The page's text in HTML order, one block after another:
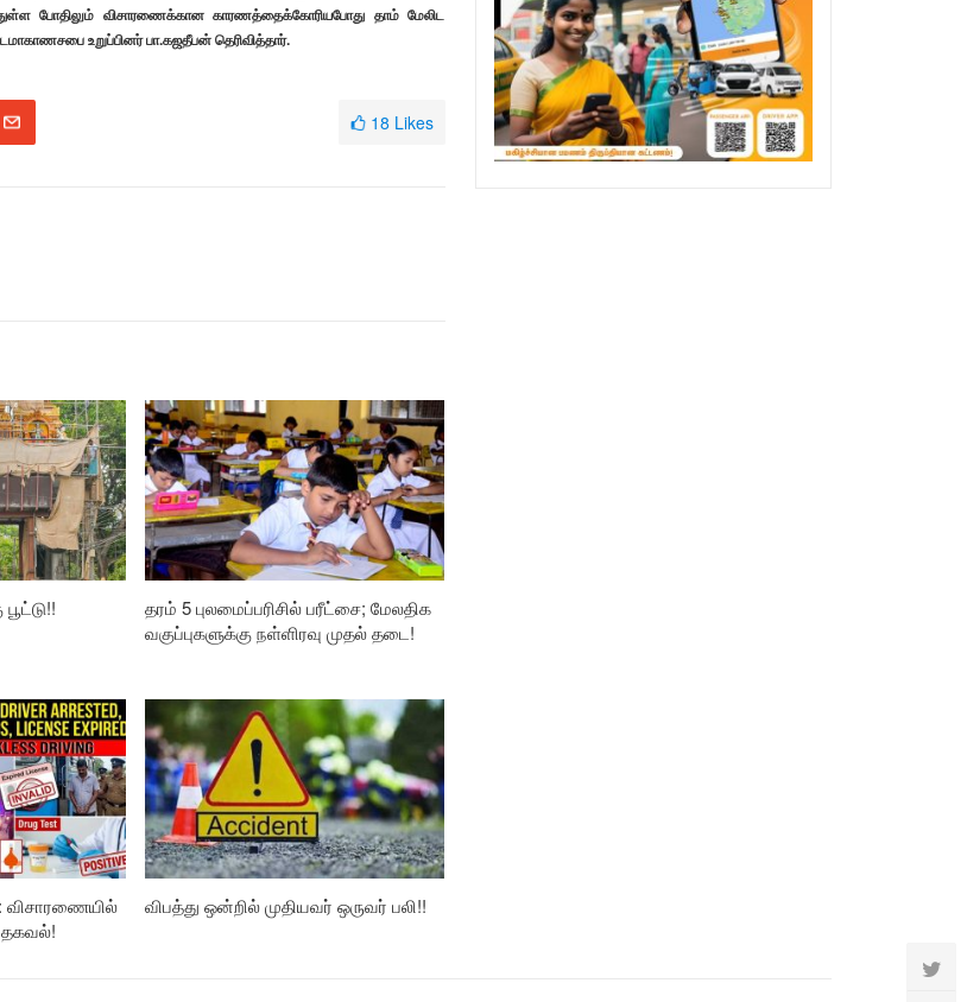
போதிலும் விசாரணைக்கான காரணத்தைக்கோரியபோது தாம் மேலிட
உறுப்பினர் பா.கஜதீபன் தெரிவித்தார்.
18 Likes
தரம் 5 புலமைப்பரிசில் பரீட்சை; மேலதிக
வகுப்புகளுக்கு நள்ளிரவு முதல் தடை!
விசாரணையில்
தகவல்!
விபத்து ஒன்றில் முதியவர் ஒருவர் பலி!!